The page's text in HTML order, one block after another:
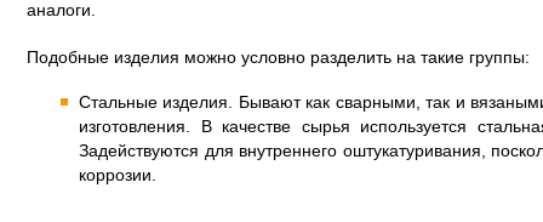
аналоги.
Подобные изделия можно условно разделить на такие группы:
Стальные изделия. Бывают как сварными, так и
изготовления. В качестве сырья используется
Задействуются для внутреннего оштукатуривания,
коррозии.